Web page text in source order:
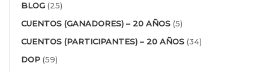
BLOG (25)
CUENTOS (GANADORES) – 20 AÑOS (5)
CUENTOS (PARTICIPANTES) – 20 AÑOS (34)
DOP (59)